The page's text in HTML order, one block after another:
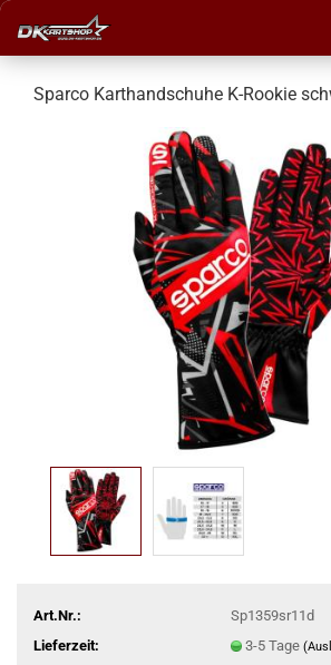
Sparco Karthandschuhe K-Rookie
Art.Nr.:
Sp1359sr11d
Lieferzeit:
3-5 Tage